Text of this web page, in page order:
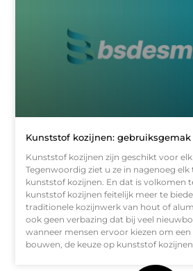
Kunststof kozijnen: gebruiksgemak
Kunststof kozijnen zijn geschikt voor
Tegenwoordig ziet u ze in nagenoeg
kunststof kozijnen. En dat is volkomen
kunststof kozijnen feitelijk meer te
traditionele kozijnwerk van hout of
ook geen verbazing dat bij veel
wanneer mensen ervoor kiezen om
bouwen, de keuze op kunststof